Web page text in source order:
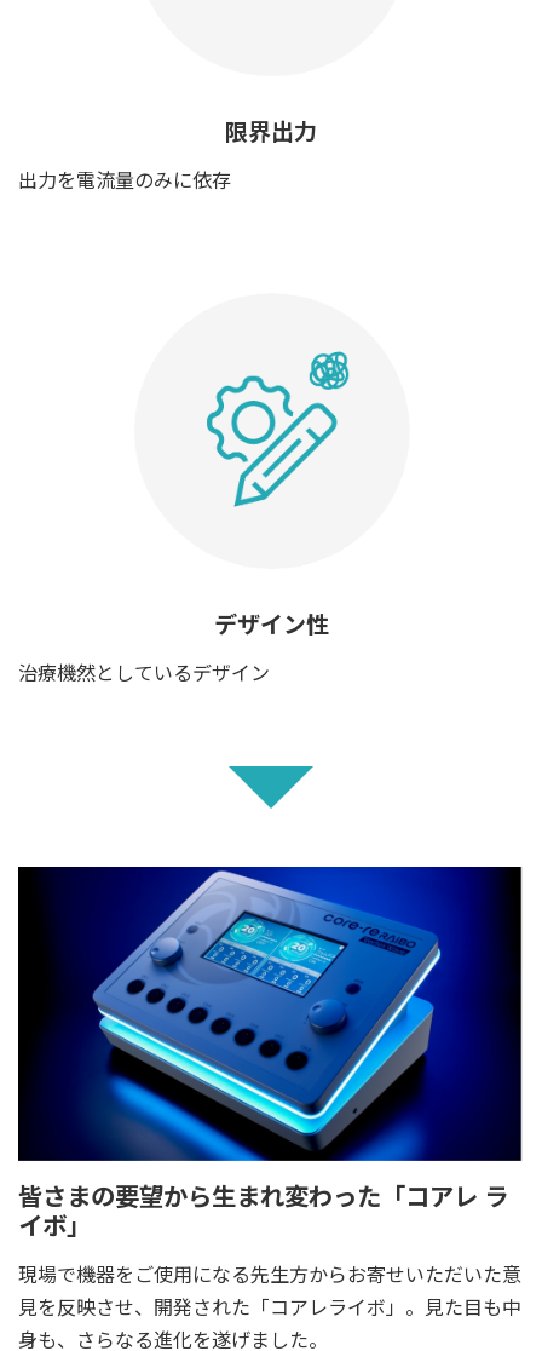
限界出力
出力を電流量のみに依存
デザイン性
治療機然としているデザイン
皆さまの要望から生まれ変わった「コアレ ラ
イボ」
現場で機器をご使用になる先生方からお寄せいただいた意
見を反映させ、開発された「コアレライボ」。見た目も中
身も、さらなる進化を遂げました。